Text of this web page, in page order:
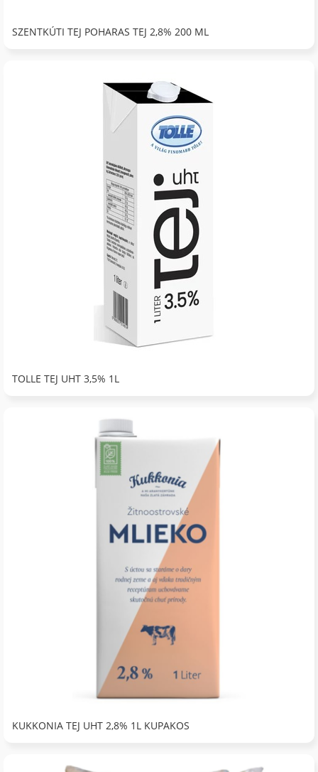
SZENTKÚTI TEJ POHARAS TEJ 2,8% 200 ML
TOLLE TEJ UHT 3,5% 1L
KUKKONIA TEJ UHT 2,8% 1L KUPAKOS